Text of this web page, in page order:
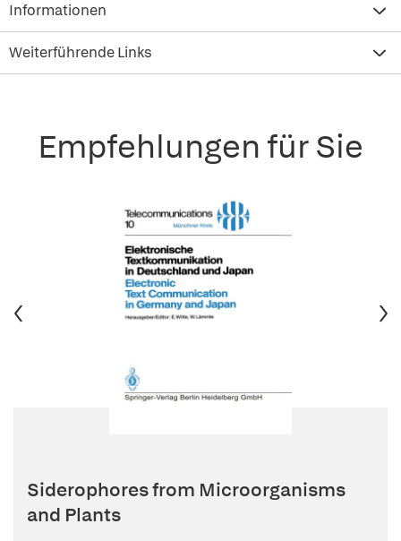
Informationen
Weiterführende Links
Empfehlungen für Sie
Siderophores from Microorganisms
and Plants